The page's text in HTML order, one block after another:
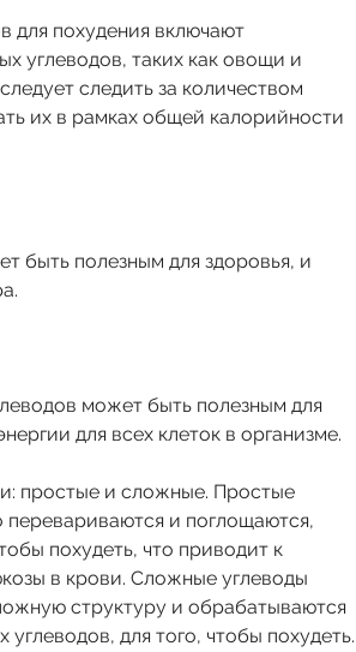
для похудения включают
углеводов, таких как овощи и
следить за количеством
их в рамках общей калорийности
быть полезным для здоровья, и
может быть полезным для
для всех клеток в организме.
простые и сложные. Простые
перевариваются и поглощаются,
похудеть, что приводит к
в крови. Сложные углеводы
структуру и обрабатываются
для того, чтобы похудеть.